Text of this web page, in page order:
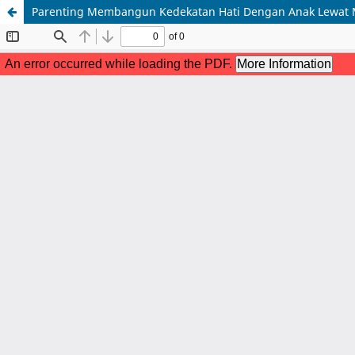
Parenting Membangun Kedekatan Hati Dengan Anak Lewat